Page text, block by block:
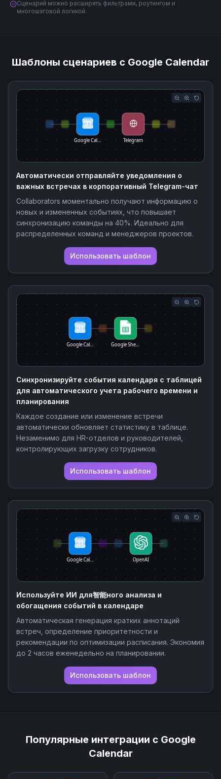
Сценарий можно расширять фильтрами, роутингом и
многошаговой логикой.
Шаблоны сценариев с Google Calendar
Google Cal… Telegram
Автоматически отправляйте уведомления о
важных встречах в корпоративный Telegram-чат
Collaborators моментально получают информацию о
новых и измененных событиях, что повышает
синхронизацию команды на 40%. Идеально для
распределенных команд и менеджеров проектов.
Использовать шаблон
Google Cal… Google She…
Синхронизируйте события календаря с таблицей
для автоматического учета рабочего времени и
планирования
Каждое создание или изменение встречи
автоматически обновляет статистику в таблице.
Незаменимо для HR-отделов и руководителей,
контролирующих загрузку сотрудников.
Использовать шаблон
Google Cal… OpenAI
Используйте ИИ для智能ного анализа и
обогащения событий в календаре
Автоматическая генерация кратких аннотаций
встреч, определение приоритетности и
рекомендации по оптимизации расписания. Экономия
до 2 часов еженедельно на планировании.
Использовать шаблон
Популярные интеграции с Google
Calendar